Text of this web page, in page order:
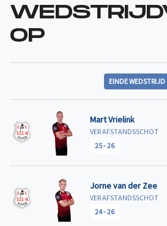
OP
EINDE WEDSTRIJD
Mart Vrielink
VER AFSTANDSSCHOT
25-26
Jorne van der Zee
VER AFSTANDSSCHOT
24-26